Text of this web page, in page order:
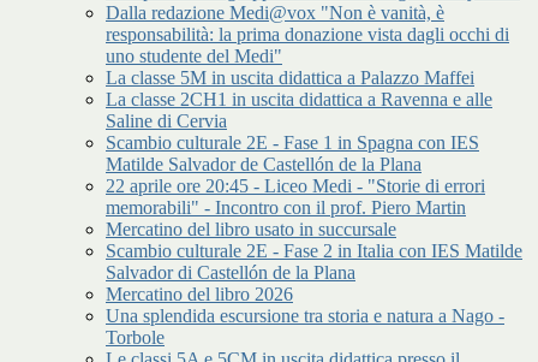
Dalla redazione Medi@vox "Non è vanità, è
responsabilità: la prima donazione vista dagli occhi di
uno studente del Medi"
La classe 5M in uscita didattica a Palazzo Maffei
La classe 2CH1 in uscita didattica a Ravenna e alle
Saline di Cervia
Scambio culturale 2E - Fase 1 in Spagna con IES
Matilde Salvador de Castellón de la Plana
22 aprile ore 20:45 - Liceo Medi - "Storie di errori
memorabili" - Incontro con il prof. Piero Martin
Mercatino del libro usato in succursale
Scambio culturale 2E - Fase 2 in Italia con IES Matilde
Salvador di Castellón de la Plana
Mercatino del libro 2026
Una splendida escursione tra storia e natura a Nago -
Torbole